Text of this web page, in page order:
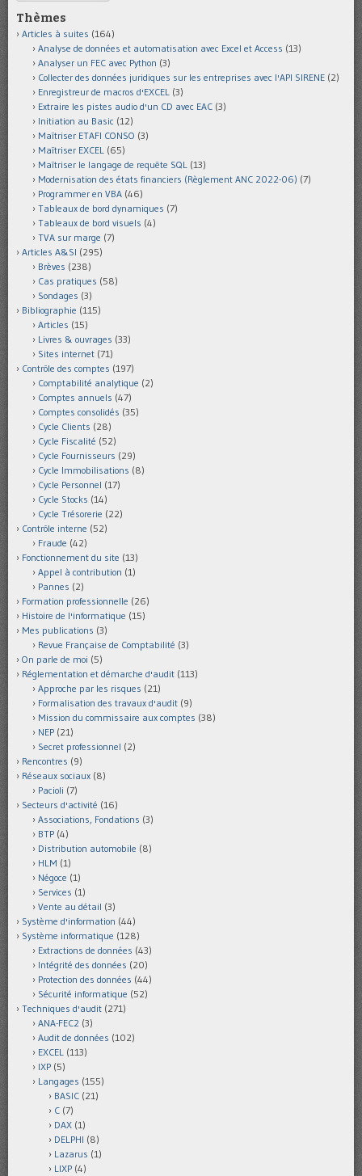
Thèmes
Articles à suites (164)
Analyse de données et automatisation avec Excel et Access (13)
Analyser un FEC avec Python (3)
Collecter des données juridiques sur les entreprises avec l'API SIRENE (2)
Enregistreur de macros d'EXCEL (3)
Extraire les pistes audio d'un CD avec EAC (3)
Initiation au Basic (12)
Maîtriser ETAFI CONSO (3)
Maîtriser EXCEL (65)
Maîtriser le langage de requête SQL (13)
Modernisation des états financiers (Règlement ANC 2022-06) (7)
Programmer en VBA (46)
Tableaux de bord dynamiques (7)
Tableaux de bord visuels (4)
TVA sur marge (7)
Articles A&SI (295)
Brèves (238)
Cas pratiques (58)
Sondages (3)
Bibliographie (115)
Articles (15)
Livres & ouvrages (33)
Sites internet (71)
Contrôle des comptes (197)
Comptabilité analytique (2)
Comptes annuels (47)
Comptes consolidés (35)
Cycle Clients (28)
Cycle Fiscalité (52)
Cycle Fournisseurs (29)
Cycle Immobilisations (8)
Cycle Personnel (17)
Cycle Stocks (14)
Cycle Trésorerie (22)
Contrôle interne (52)
Fraude (42)
Fonctionnement du site (13)
Appel à contribution (1)
Pannes (2)
Formation professionnelle (26)
Histoire de l'informatique (15)
Mes publications (3)
Revue Française de Comptabilité (3)
On parle de moi (5)
Réglementation et démarche d'audit (113)
Approche par les risques (21)
Formalisation des travaux d'audit (9)
Mission du commissaire aux comptes (38)
NEP (21)
Secret professionnel (2)
Rencontres (9)
Réseaux sociaux (8)
Pacioli (7)
Secteurs d'activité (16)
Associations, Fondations (3)
BTP (4)
Distribution automobile (8)
HLM (1)
Négoce (1)
Services (1)
Vente au détail (3)
Système d'information (44)
Système informatique (128)
Extractions de données (43)
Intégrité des données (20)
Protection des données (44)
Sécurité informatique (52)
Techniques d'audit (271)
ANA-FEC2 (3)
Audit de données (102)
EXCEL (113)
IXP (5)
Langages (155)
BASIC (21)
C (7)
DAX (1)
DELPHI (8)
Lazarus (1)
LIXP (4)